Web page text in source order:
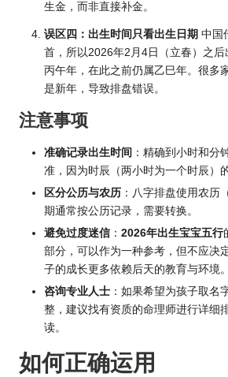
生金，而非直接补金。
误区四：出生时间只看出生日期 中国
首，所以2026年2月4日（立春）之
丙午年，在此之前仍属乙巳年。很多
是新年，导致排盘错误。
注意事项
准确记录出生时间 ：精确到小时和分
准，因为时辰（两小时为一个时辰）
区分公历与农历 ：八字排盘使用农历
期通常按公历记录，需要转换。
避免过度迷信 ： 2026年出生宝宝五行
部分，可以作为一种参考，但不应决
子的成长更多依赖后天的教育与环境。
咨询专业人士 ：如果希望为孩子取名
整，建议找有资质的命理师进行详细
读。
如何正确运用